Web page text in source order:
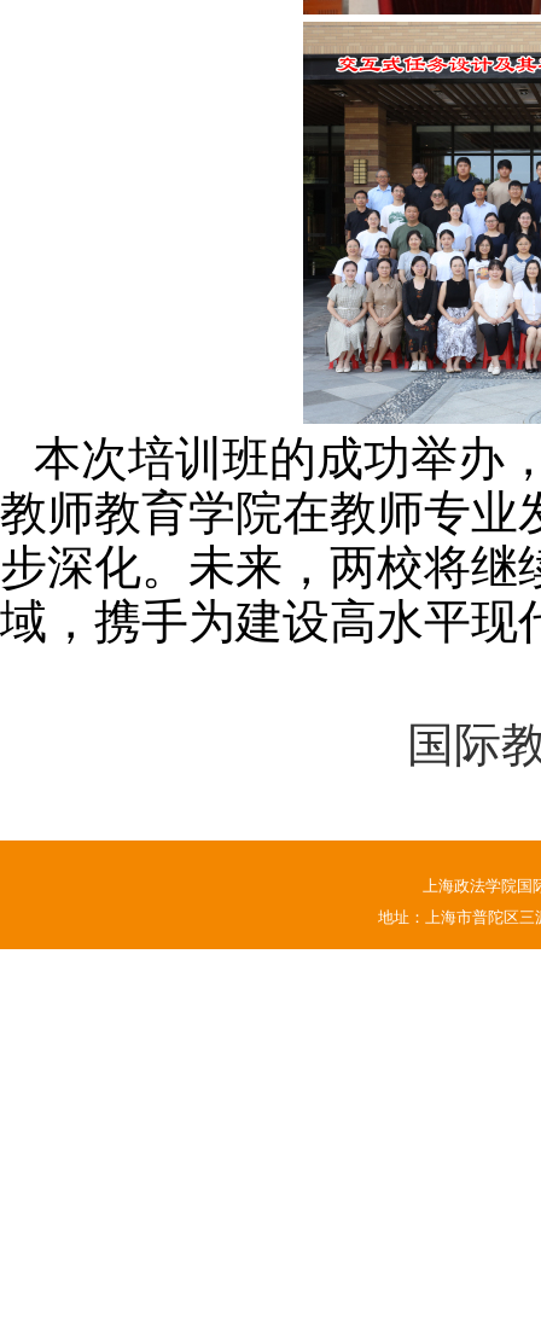
本次培训班的成功举办
教师教育学院在教师专业
步深化。未来，两校将继
域，携手为建设高水平现
国际
上海政法学院国
地址：上海市普陀区三